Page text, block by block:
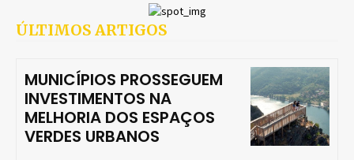
ÚLTIMOS ARTIGOS
MUNICÍPIOS PROSSEGUEM
INVESTIMENTOS NA
MELHORIA DOS ESPAÇOS
VERDES URBANOS